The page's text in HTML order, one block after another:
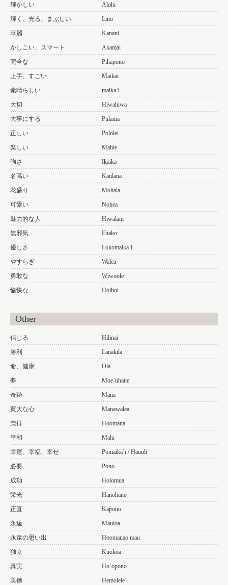
輝かしい
Alohi
輝く、光る、まぶしい
Lino
華麗
Kanani
かしこい、スマート
Akamai
完全な
Pihapono
上手、すごい
Maikai
素晴らしい
maika`i
大切
Hiwahiwa
大事にする
Pulama
正しい
Pololei
楽しい
Mahie
強さ
Ikaika
名高い
Kaulana
花盛り
Mohala
可愛い
Nohea
魅力的な人
Hiwalani
無邪気
Ehako
優しさ
Lokomaika`i
やすらぎ
Walea
勇敢な
Wiwoole
愉快な
Hoihoi
Other
信じる
Hilinai
勝利
Lanakila
命、健康
Ola
夢
Moe`uhane
奇跡
Mana
寛大な心
Manawalea
崇拝
Hoomana
平和
Malu
幸運、幸福、幸せ
Pomaika`i / Hauoli
必要
Pono
成功
Holomua
栄光
Hanohano
正直
Kapono
永遠
Mauloa
永遠の思い出
Hoomanao mau
独立
Kuokoa
真実
Ho`opono
美徳
Hemolele